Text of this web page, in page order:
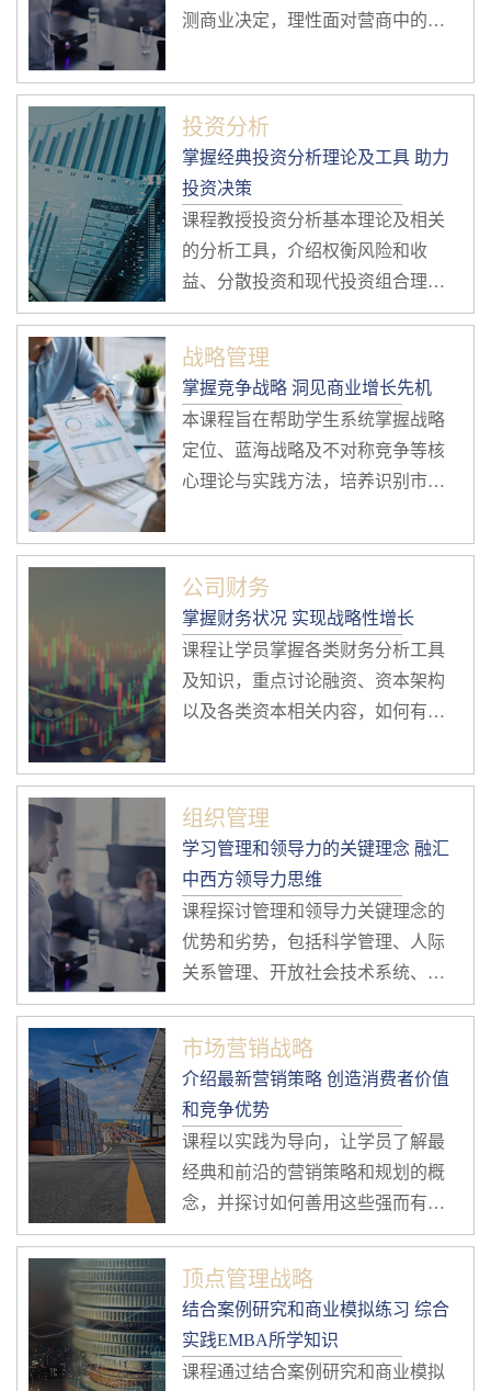
测商业决定，理性面对营商中的各
投资分析
掌握经典投资分析理论及工具 助力
投资决策
课程教授投资分析基本理论及相关
的分析工具，介绍权衡风险和收
益、分散投资和现代投资组合理
论，资本资产定价模型、套利定价
理论；以及用于分析固定收益证券
的基本分析工具。
战略管理
掌握竞争战略 洞见商业增长先机
本课程旨在帮助学生系统掌握战略
定位、蓝海战略及不对称竞争等核
心理论与实践方法，培养识别市场
复杂商业环境的能力，助力企业实
现持续增长与竞争优势。
公司财务
掌握财务状况 实现战略性增长
课程让学员掌握各类财务分析工具
及知识，重点讨论融资、资本架构
以及各类资本相关内容，如何有效
现战略性增长。
组织管理
学习管理和领导力的关键理念 融汇
中西方领导力思维
课程探讨管理和领导力关键理念的
优势和劣势，包括科学管理、人际
关系管理、开放社会技术系统、组
织权变理论等，通过案例讲解核心
的管理和领导力的概念。
市场营销战略
介绍最新营销策略 创造消费者价值
和竞争优势
课程以实践为导向，让学员了解最
经典和前沿的营销策略和规划的概
念，并探讨如何善用这些强而有力
的工具，创造更大的消费者价值和
竞争优势。
顶点管理战略
结合案例研究和商业模拟练习 综合
实践EMBA所学知识
课程通过结合案例研究和商业模拟